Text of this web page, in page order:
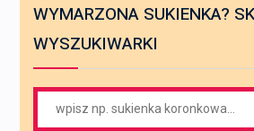
WYMARZONA SUKIENKA?
WYSZUKIWARKI